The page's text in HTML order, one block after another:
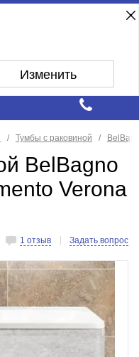
Изменить
Тумбы с раковиной
BelBagno
Verona
1 отзыв Задать вопрос